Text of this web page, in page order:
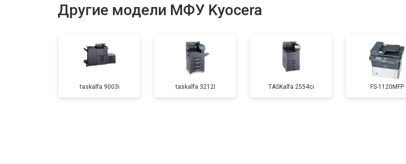
Замена каретки от 90 мин
Замена Wi-Fi от 60 мин
Другие модели МФУ Kyocera
taskalfa 9003i taskalfa 3212I TASKalfa 2554ci FS-1120MFP